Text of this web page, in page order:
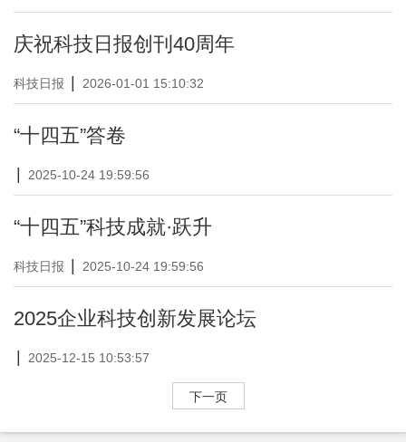
庆祝科技日报创刊40周年
科技日报 2026-01-01 15:10:32
“十四五”答卷
2025-10-24 19:59:56
“十四五”科技成就·跃升
科技日报 2025-10-24 19:59:56
2025企业科技创新发展论坛
2025-12-15 10:53:57
下一页